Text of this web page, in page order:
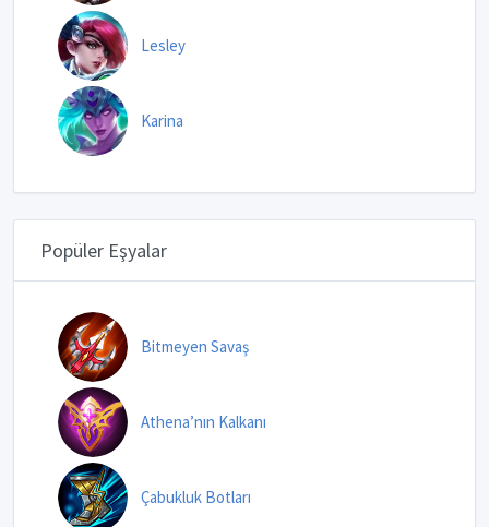
Lesley
Karina
Popüler Eşyalar
Bitmeyen Savaş
Athena’nın Kalkanı
Çabukluk Botları